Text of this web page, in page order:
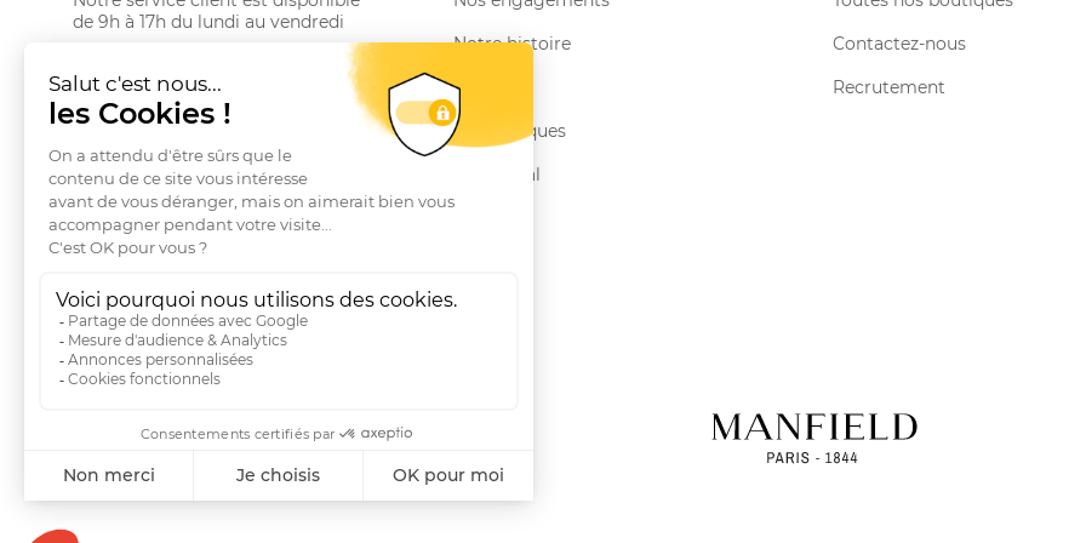
de 9h à 17h du lundi au vendredi
Email serviceclient@manbow.fr
Téléphone01 78 35 10 20
Conditions générales des promotions
Conditions générales de vente
Questions fréquentes
Livraisons et Retours
RGPD
Notre histoire
Le Club
Nos marques
Le Journal
Contactez-nous
Recrutement